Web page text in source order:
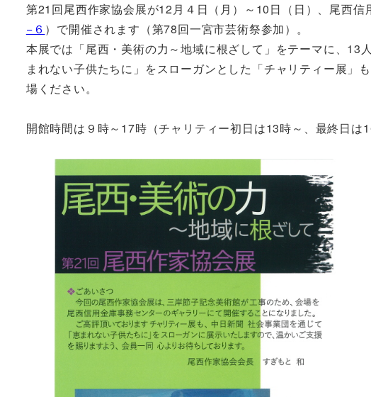
第21回尾西作家協会展が12月４日（月）～10日（日）、尾西
−６ ）で開催されます（第78回一宮市芸術祭参加）。
本展では「尾西・美術の力～地域に根ざして」をテーマに、
まれない子供たちに」をスローガンとした「チャリティー展」
場ください。
開館時間は９時～17時（チャリティー初日は13時～、最終日は